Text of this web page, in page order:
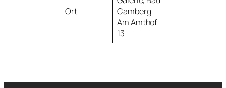
Ort
Camberg
Am Amthof
13